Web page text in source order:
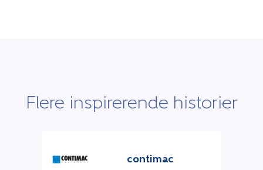
Flere inspirerende historier
contimac